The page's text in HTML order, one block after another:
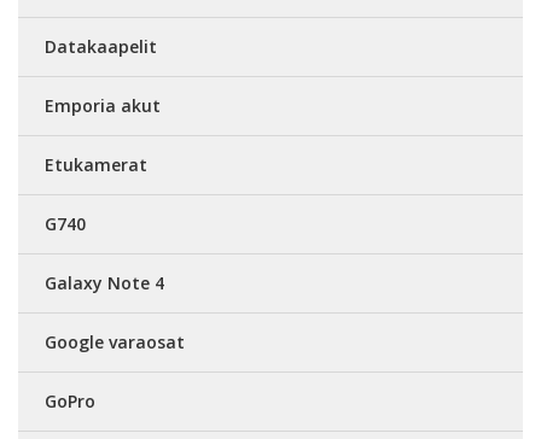
Datakaapelit
Emporia akut
Etukamerat
G740
Galaxy Note 4
Google varaosat
GoPro